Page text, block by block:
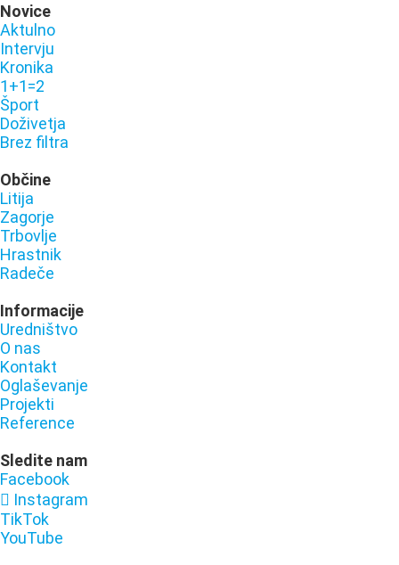
Novice
Aktulno
Intervju
Kronika
1+1=2
Šport
Doživetja
Brez filtra
Občine
Litija
Zagorje
Trbovlje
Hrastnik
Radeče
Informacije
Uredništvo
O nas
Kontakt
Oglaševanje
Projekti
Reference
Sledite nam
Facebook
Instagram
TikTok
YouTube